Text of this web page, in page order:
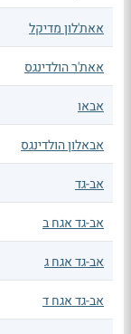
אאת'לון מדיקל
אאת'ר הולדינגס
אבאו
אבאלון הולדינגס
אב-גד
אב-גד אגח ב
אב-גד אגח ג
אב-גד אגח ד